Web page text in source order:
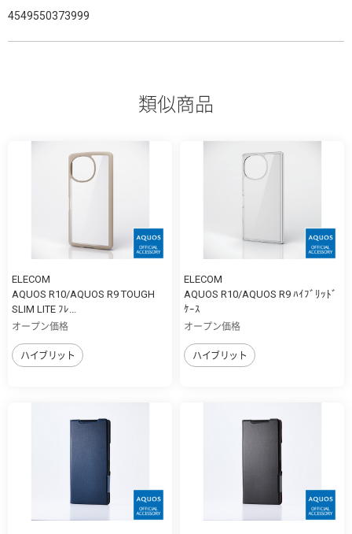
4549550373999
類似商品
ELECOM
AQUOS R10/AQUOS R9 TOUGH
SLIM LITE ﾌﾚ...
オープン価格
ハイブリット
ELECOM
AQUOS R10/AQUOS R9 ﾊｲﾌﾞﾘｯﾄﾞ
ｹｰｽ
オープン価格
ハイブリット